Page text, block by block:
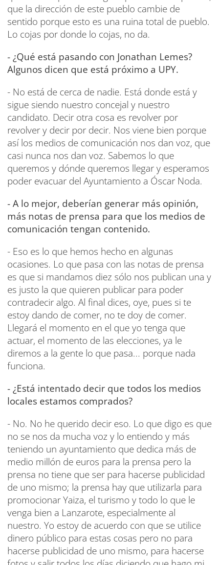
que la dirección de este pueblo cambie de
sentido porque esto es una ruina total de pueblo.
Lo cojas por donde lo cojas, no da.
- ¿Qué está pasando con Jonathan Lemes?
Algunos dicen que está próximo a UPY.
- No está de cerca de nadie. Está donde está y
sigue siendo nuestro concejal y nuestro
candidato. Decir otra cosa es revolver por
revolver y decir por decir. Nos viene bien porque
así los medios de comunicación nos dan voz, que
casi nunca nos dan voz. Sabemos lo que
queremos y dónde queremos llegar y esperamos
poder evacuar del Ayuntamiento a Óscar Noda.
- A lo mejor, deberían generar más opinión,
más notas de prensa para que los medios de
comunicación tengan contenido.
- Eso es lo que hemos hecho en algunas
ocasiones. Lo que pasa con las notas de prensa
es que si mandamos diez sólo nos publican una y
es justo la que quieren publicar para poder
contradecir algo. Al final dices, oye, pues si te
estoy dando de comer, no te doy de comer.
Llegará el momento en el que yo tenga que
actuar, el momento de las elecciones, ya le
diremos a la gente lo que pasa... porque nada
funciona.
- ¿Está intentado decir que todos los medios
locales estamos comprados?
- No. No he querido decir eso. Lo que digo es que
no se nos da mucha voz y lo entiendo y más
teniendo un ayuntamiento que dedica más de
medio millón de euros para la prensa pero la
prensa no tiene que ser para hacerse publicidad
de uno mismo; la prensa hay que utilizarla para
promocionar Yaiza, el turismo y todo lo que le
venga bien a Lanzarote, especialmente al
nuestro. Yo estoy de acuerdo con que se utilice
dinero público para estas cosas pero no para
hacerse publicidad de uno mismo, para hacerse